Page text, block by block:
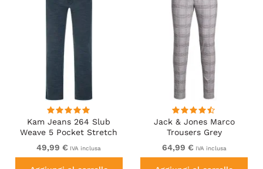
Kam Jeans 264 Slub
Weave 5 Pocket Stretch
Pants Smokey Blue
49,99 € IVA inclusa
Jack & Jones Marco
Trousers Grey
64,99 € IVA inclusa